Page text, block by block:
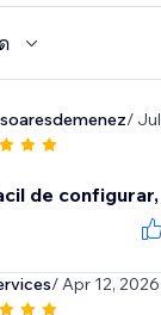
/
de
/ Apr 12, 2026